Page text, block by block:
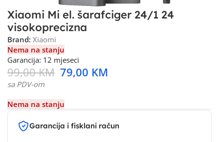
Xiaomi Mi el. šarafciger 24/1 24
visokoprecizna
Brand: Xiaomi
Nema na stanju
Garancija: 12 mjeseci
99,00KM 79,00 KM
sa PDV-om
Nema na stanju
Garancija i fisklani račun